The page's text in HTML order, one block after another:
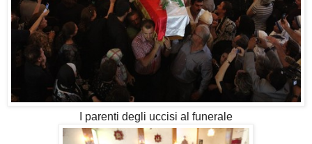
I parenti degli uccisi al funerale